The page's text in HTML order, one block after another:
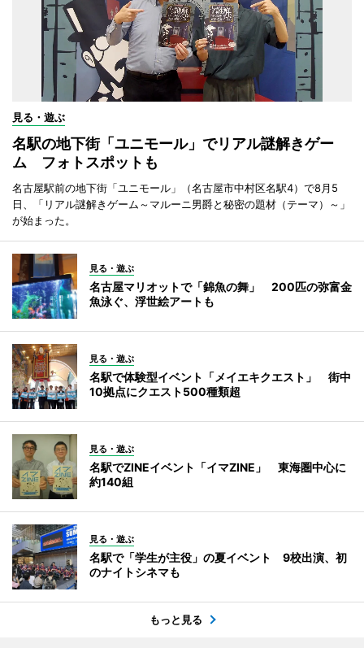
見る・遊ぶ
名駅の地下街「ユニモール」でリアル謎解きゲー
ム フォトスポットも
名古屋駅前の地下街「ユニモール」（名古屋市中村区名駅4）で8月5
日、「リアル謎解きゲーム～マルーニ男爵と秘密の題材（テーマ）～」
が始まった。
見る・遊ぶ
名古屋マリオットで「錦魚の舞」 200匹の弥富金
魚泳ぐ、浮世絵アートも
見る・遊ぶ
名駅で体験型イベント「メイエキクエスト」 街中
10拠点にクエスト500種類超
見る・遊ぶ
名駅でZINEイベント「イマZINE」 東海圏中心に
約140組
見る・遊ぶ
名駅で「学生が主役」の夏イベント 9校出演、初
のナイトシネマも
もっと見る